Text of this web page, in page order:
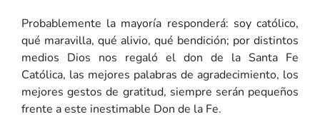
Probablemente la mayoría responderá: soy católico,
qué maravilla, qué alivio, qué bendición; por distintos
medios Dios nos regaló el don de la Santa Fe
Católica, las mejores palabras de agradecimiento, los
mejores gestos de gratitud, siempre serán pequeños
frente a este inestimable Don de la Fe.